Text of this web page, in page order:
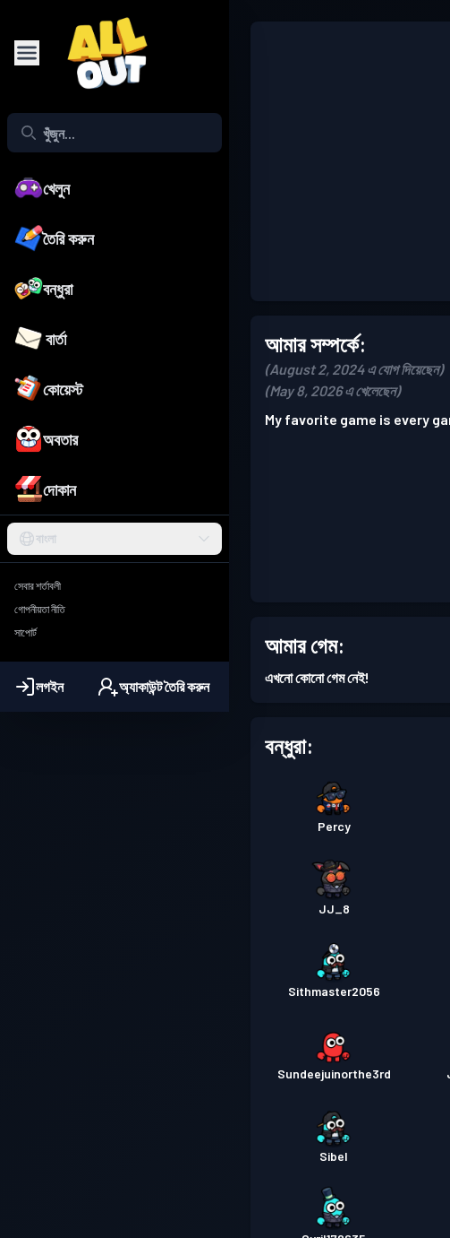
খেলুন
তৈরি করুন
বন্ধুরা
বার্তা
কোয়েস্ট
অবতার
দোকান
বাংলা
সেবার শর্তাবলী
গোপনীয়তা নীতি
সাপোর্ট
লগইন অ্যাকাউন্ট তৈরি করুন
আমার সম্পর্কে:
(August 2, 2024 এ যোগ দিয়েছেন)
(May 8, 2026 এ খেলেছেন)
My favorite game is every
আমার গেম:
এখনো কোনো গেম নেই!
বন্ধুরা:
Percy
JJ_8
Sithmaster2056
Sundeejuinorthe3rd
Sibel